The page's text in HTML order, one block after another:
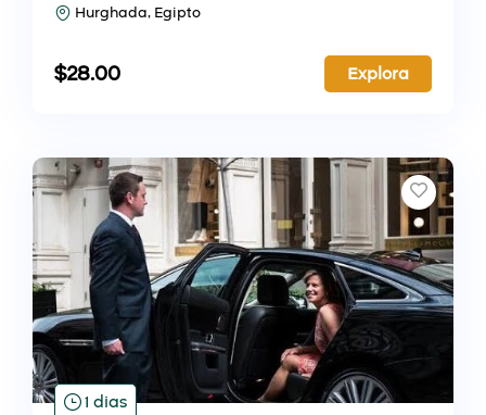
Hurghada, Egipto
$28.00 Explora
1 dias